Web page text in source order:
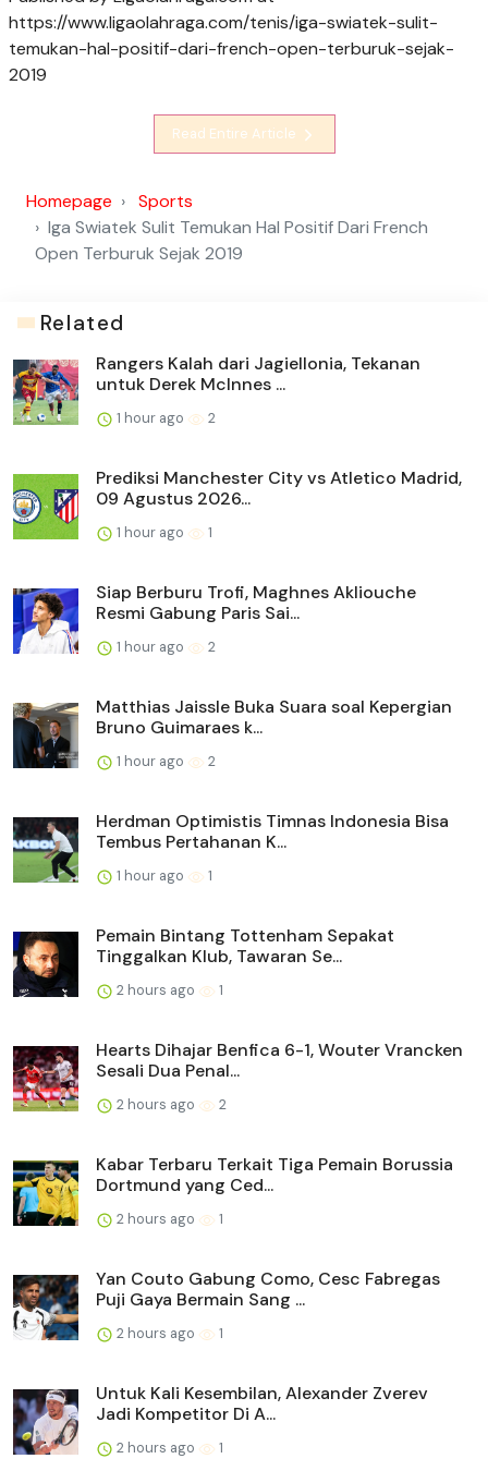
https://www.ligaolahraga.com/tenis/iga-swiatek-sulit-
temukan-hal-positif-dari-french-open-terburuk-sejak-
2019
Read Entire Article
Homepage
Sports
Iga Swiatek Sulit Temukan Hal Positif Dari French
Open Terburuk Sejak 2019
Related
Rangers Kalah dari Jagiellonia, Tekanan
untuk Derek McInnes ...
1 hour ago 2
Prediksi Manchester City vs Atletico Madrid,
09 Agustus 2026...
1 hour ago 1
Siap Berburu Trofi, Maghnes Akliouche
Resmi Gabung Paris Sai...
1 hour ago 2
Matthias Jaissle Buka Suara soal Kepergian
Bruno Guimaraes k...
1 hour ago 2
Herdman Optimistis Timnas Indonesia Bisa
Tembus Pertahanan K...
1 hour ago 1
Pemain Bintang Tottenham Sepakat
Tinggalkan Klub, Tawaran Se...
2 hours ago 1
Hearts Dihajar Benfica 6-1, Wouter Vrancken
Sesali Dua Penal...
2 hours ago 2
Kabar Terbaru Terkait Tiga Pemain Borussia
Dortmund yang Ced...
2 hours ago 1
Yan Couto Gabung Como, Cesc Fabregas
Puji Gaya Bermain Sang ...
2 hours ago 1
Untuk Kali Kesembilan, Alexander Zverev
Jadi Kompetitor Di A...
2 hours ago 1